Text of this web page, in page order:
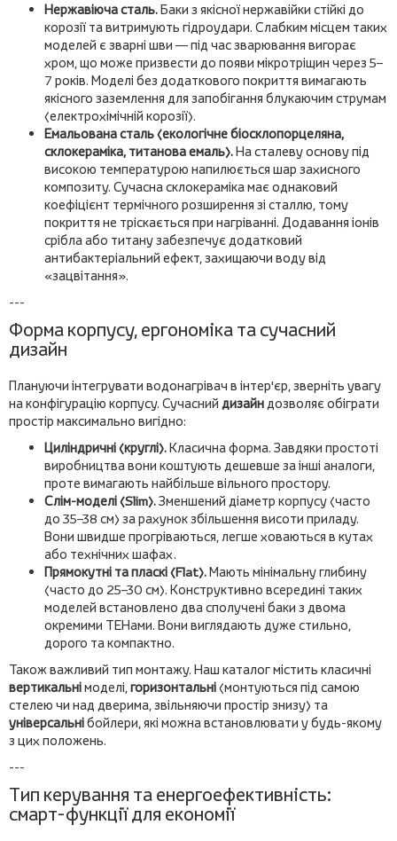
Нержавіюча сталь.Баки з якісної нержавійки стійкі до
корозії та витримують гідроудари. Слабким місцем таких
моделей є зварні шви — під час зварювання вигорає
хром, що може призвести до появи мікротріщин через 5–
7 років. Моделі без додаткового покриття вимагають
якісного заземлення для запобігання блукаючим струмам
(електрохімічній корозії).
Емальована сталь (екологічне біосклопорцеляна,
склокераміка, титанова емаль).На сталеву основу під
високою температурою напилюється шар захисного
композиту. Сучасна склокераміка має однаковий
коефіцієнт термічного розширення зі сталлю, тому
покриття не тріскається при нагріванні. Додавання іонів
срібла або титану забезпечує додатковий
антибактеріальний ефект, захищаючи воду від
«зацвітання».
---
Форма корпусу, ергономіка та сучасний
дизайн
Плануючи інтегрувати водонагрівач в інтер'єр, зверніть увагу
на конфігурацію корпусу. Сучасний дизайндозволяє обіграти
простір максимально вигідно:
Циліндричні (круглі).Класична форма. Завдяки простоті
виробництва вони коштують дешевше за інші аналоги,
проте вимагають найбільше вільного простору.
Слім-моделі (Slim).Зменшений діаметр корпусу (часто
до 35–38 см) за рахунок збільшення висоти приладу.
Вони швидше прогріваються, легше ховаються в кутах
або технічних шафах.
Прямокутні та пласкі (Flat).Мають мінімальну глибину
(часто до 25–30 см). Конструктивно всередині таких
моделей встановлено два сполучені баки з двома
окремими ТЕНами. Вони виглядають дуже стильно,
дорого та компактно.
Також важливий тип монтажу. Наш каталог містить класичні
вертикальнімоделі,горизонтальні(монтуються під самою
стелею чи над дверима, звільняючи простір знизу) та
універсальнібойлери, які можна встановлювати у будь-якому
з цих положень.
---
Тип керування та енергоефективність:
смарт-функції для економії